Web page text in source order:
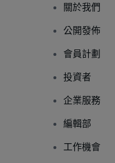
關於我們
公開發佈
會員計劃
投資者
企業服務
編輯部
工作機會